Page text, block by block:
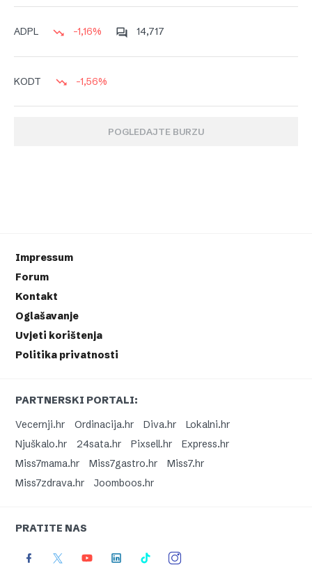
ADPL -1,16% 14,717
KODT -1,56%
POGLEDAJTE BURZU
Impressum
Forum
Kontakt
Oglašavanje
Uvjeti korištenja
Politika privatnosti
PARTNERSKI PORTALI:
Vecernji.hr
Ordinacija.hr Diva.hr
Lokalni.hr
Njuškalo.hr
24sata.hr Pixsell.hr
Express.hr
Miss7mama.hr
Miss7gastro.hr
Miss7.hr
Miss7zdrava.hr
Joomboos.hr
PRATITE NAS